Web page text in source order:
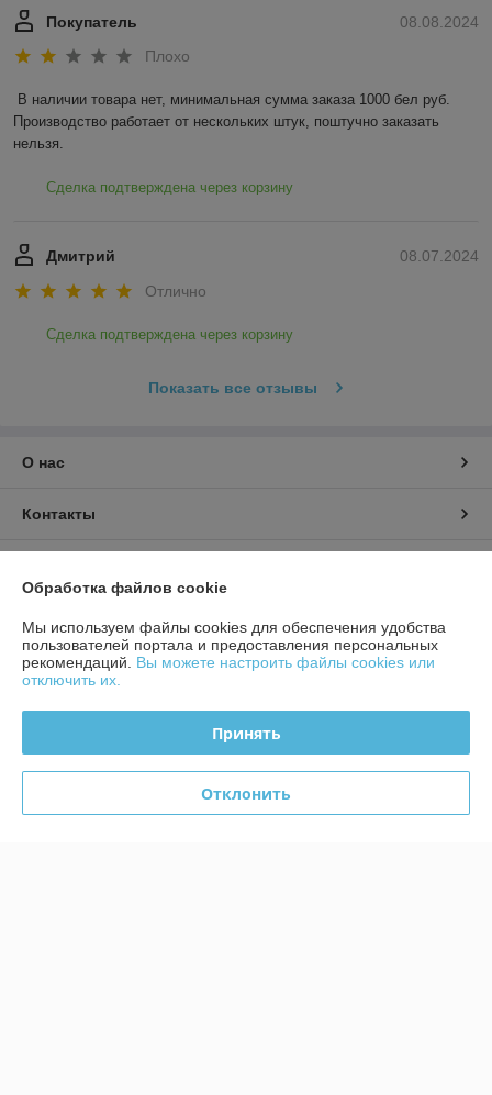
08.08.2024
Покупатель
Плохо
В наличии товара нет, минимальная сумма заказа 1000 бел руб.
Производство работает от нескольких штук, поштучно заказать
нельзя.
Сделка подтверждена через корзину
08.07.2024
Дмитрий
Отлично
Сделка подтверждена через корзину
Показать все отзывы
О нас
Контакты
Полная версия сайта
Сайт создан на платформе Deal.by
Обработка файлов cookie
Мы используем файлы cookies для обеспечения удобства
пользователей портала и предоставления персональных
рекомендаций. Вы можете настроить файлы cookies или
отключить их.
Принять
Отклонить